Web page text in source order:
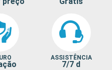
ASSISTÊNCIA
7/7 d